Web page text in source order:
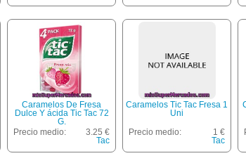
Caramelos De Fresa
Dulce Y ácida Tic Tac 72
G.
Precio medio:
3.25 €
Tac
Caramelos Tic Tac Fresa 1
Uni
Precio medio:
1 €
Tac